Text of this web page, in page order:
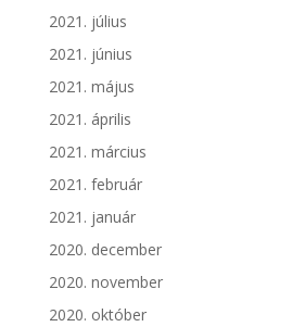
2021. július
2021. június
2021. május
2021. április
2021. március
2021. február
2021. január
2020. december
2020. november
2020. október